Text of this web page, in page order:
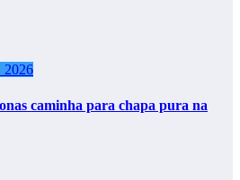
2026
caminha para chapa pura na